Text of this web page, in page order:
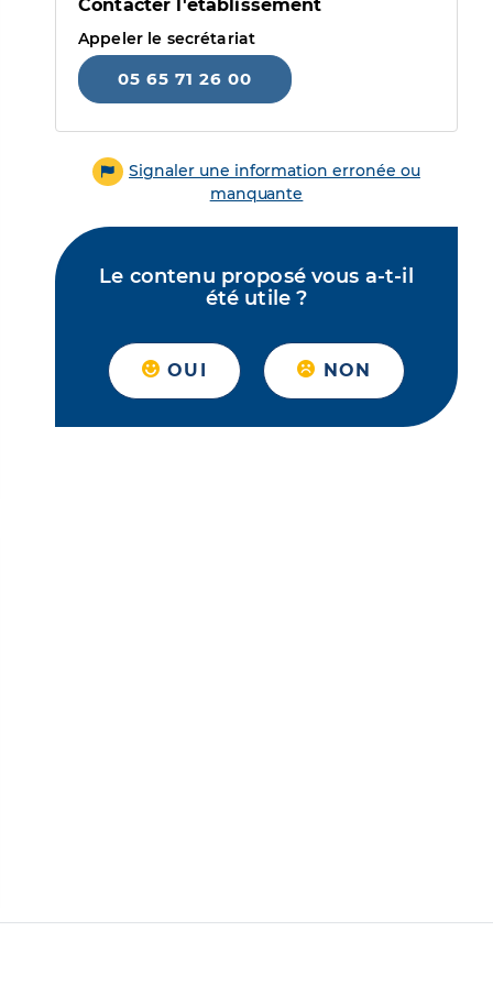
Contacter l'établissement
Appeler le secrétariat
05 65 71 26 00
Signaler une information erronée ou
manquante
Le contenu proposé vous a-t-il
été utile ?
OUI NON